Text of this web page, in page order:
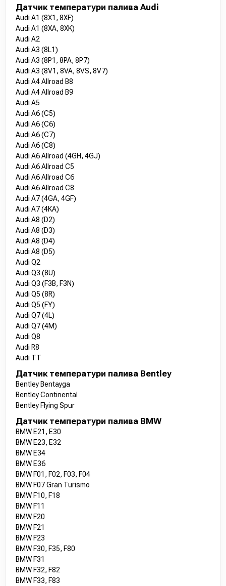
Датчик температури палива Audi
Audi A1 (8X1, 8XF)
Audi A1 (8XA, 8XK)
Audi A2
Audi A3 (8L1)
Audi A3 (8P1, 8PA, 8P7)
Audi A3 (8V1, 8VA, 8VS, 8V7)
Audi A4 Allroad B8
Audi A4 Allroad B9
Audi A5
Audi A6 (C5)
Audi A6 (C6)
Audi A6 (C7)
Audi A6 (C8)
Audi A6 Allroad (4GH, 4GJ)
Audi A6 Allroad C5
Audi A6 Allroad C6
Audi A6 Allroad C8
Audi A7 (4GA, 4GF)
Audi A7 (4KA)
Audi A8 (D2)
Audi A8 (D3)
Audi A8 (D4)
Audi A8 (D5)
Audi Q2
Audi Q3 (8U)
Audi Q3 (F3B, F3N)
Audi Q5 (8R)
Audi Q5 (FY)
Audi Q7 (4L)
Audi Q7 (4M)
Audi Q8
Audi R8
Audi TT
Датчик температури палива Bentley
Bentley Bentayga
Bentley Continental
Bentley Flying Spur
Датчик температури палива BMW
BMW E21, E30
BMW E23, E32
BMW E34
BMW E36
BMW F01, F02, F03, F04
BMW F07 Gran Turismo
BMW F10, F18
BMW F11
BMW F20
BMW F21
BMW F23
BMW F30, F35, F80
BMW F31
BMW F32, F82
BMW F33, F83